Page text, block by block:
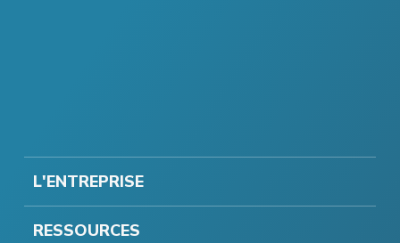
L'ENTREPRISE
RESSOURCES